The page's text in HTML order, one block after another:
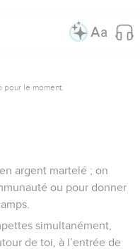
le moment.
argent martelé ; on
ou pour donner
simultanément,
de toi, à l’entrée de